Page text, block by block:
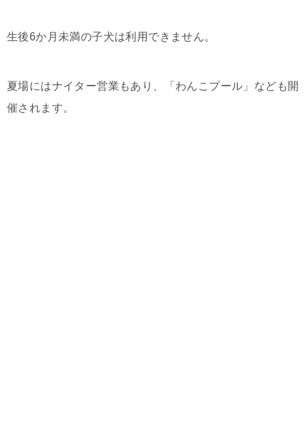
生後6か月未満の子犬は利用できません。
夏場にはナイター営業もあり、「わんこプール」なども開
催されます。